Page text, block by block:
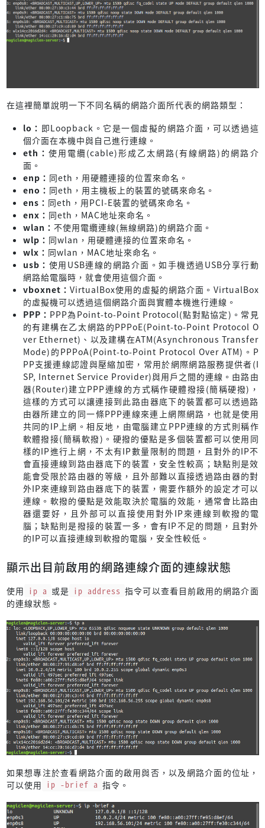
在這裡簡單說明一下不同名稱的網路介面所代表的網路類型：
lo： 即Loopback。它是一個虛擬的網路介面，可以透過這
個介面在本機中與自己進行連線。
eth： 使用電纜(cable)形成乙太網路(有線網路)的網路介
面。
enp： 同eth，用硬體連接的位置來命名。
eno： 同eth，用主機板上的裝置的號碼來命名。
ens： 同eth，用PCI-E裝置的號碼來命名。
enx： 同eth，MAC地址來命名。
wlan： 不使用電纜連線(無線網路)的網路介面。
wlp： 同wlan，用硬體連接的位置來命名。
wlx： 同wlan，MAC地址來命名。
usb： 使用USB連線的網路介面。如手機透過USB分享行動
網路給電腦時，就會使用這個介面。
vboxnet： VirtualBox使用的虛擬的網路介面。VirtualBox
的虛擬機可以透過這個網路介面與實體本機進行連線。
PPP： PPP為Point-to-Point Protocol(點對點協定)。常見
的有建構在乙太網路的PPPoE(Point-to-Point Protocol O
ver Ethernet)、以及建構在ATM(Asynchronous Transfer
Mode)的PPPoA(Point-to-Point Protocol Over ATM)。P
PP支援連線認證與壓縮加密，常用於網際網路服務提供者(I
SP, Internet Service Provider)與用戶之間的連線。由路由
器(Router)建立PPP連線的方式稱作硬體撥接(簡稱硬撥)，
這樣的方式可以讓連接到此路由器底下的裝置都可以透過路
由器所建立的同一條PPP連線來連上網際網路，也就是使用
共同的IP上網。相反地，由電腦建立PPP連線的方式則稱作
軟體撥接(簡稱軟撥)。硬撥的優點是多個裝置都可以使用同
樣的IP進行上網，不太有IP數量限制的問題，且對外的IP不
會直接連線到路由器底下的裝置，安全性較高；缺點則是效
能會受限於路由器的等級，且外部難以直接透過路由器的對
外IP來連線到路由器底下的裝置，需要作額外的設定才可以
連線。軟撥的優點是效能取決於電腦的效能，通常會比路由
器還要好，且外部可以直接使用對外IP來連線到軟撥的電
腦；缺點則是撥接的裝置一多，會有IP不足的問題，且對外
的IP可以直接連線到軟撥的電腦，安全性較低。
顯示出目前啟用的網路連線介面的連線狀態
使用 ip a 或是 ip address 指令可以查看目前啟用的網路介面
的連線狀態。
如果想專注於查看網路介面的啟用與否，以及網路介面的位址，
可以使用 ip -brief a 指令。